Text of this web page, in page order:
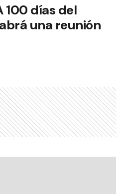
100 días del
una reunión